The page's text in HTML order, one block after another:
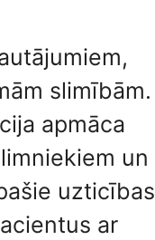
slimībām.
apmāca
un
uzticības
ar